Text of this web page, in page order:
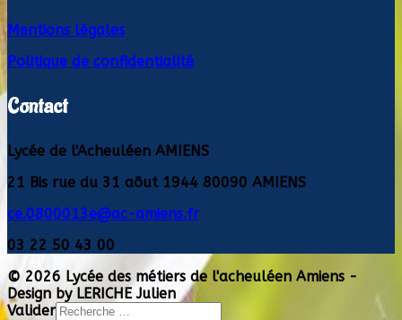
Mentions légales
Politique de confidentialité
Contact
Lycée de l'Acheuléen AMIENS
21 Bis rue du 31 aôut 1944 80090 AMIENS
ce.0800013e@ac-amiens.fr
03 22 50 43 00
© 2026 Lycée des métiers de l'acheuléen Amiens -
Design by LERICHE Julien
Valider